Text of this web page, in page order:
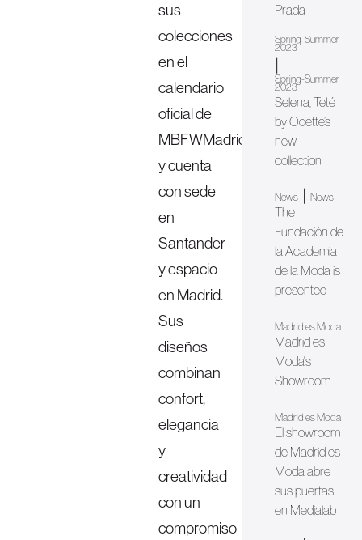
sus
colecciones
en el
calendario
oficial de
MBFWMadrid
y cuenta
con sede
en
Santander
y espacio
en Madrid.
Sus
diseños
combinan
confort,
elegancia
y
creatividad
con un
compromiso
Prada
Spring-Summer
2023
Spring-Summer
2023
Selena, Teté
by Odette’s
new
collection
News |News
The
Fundación de
la Academia
de la Moda is
presented
Madrid es Moda
Madrid es
Moda's
Showroom
Madrid es Moda
El showroom
de Madrid es
Moda abre
sus puertas
en Medialab